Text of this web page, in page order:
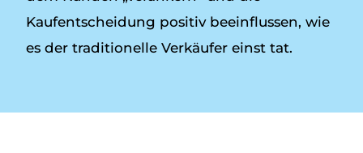
Kaufentscheidung positiv beeinflussen, wie
es der traditionelle Verkäufer einst tat.